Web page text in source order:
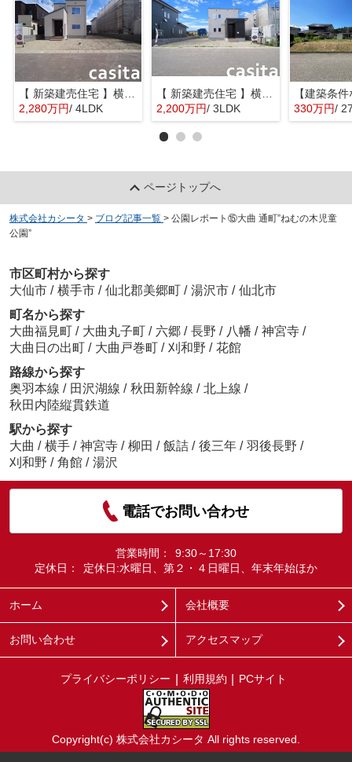
【 新築建売住宅 】横手市八幡字長者町No58 横手北小学校区のオール電化 4LDK
2,280万円/ 4LDK
【 新築建売住宅 】横手市八幡字長者町No50 横手北小学校区のオール電化 3LDK
2,200万円/ 3LDK 330万円/
ページトップへ
株式会社カシータ > ブログ記事一覧 > 公園レポート⑮大曲 通町”ねむの木児童
公園”
市区町村から探す
大仙市 / 横手市 / 仙北郡美郷町 / 湯沢市 / 仙北市
町名から探す
大曲福見町 / 大曲丸子町 / 六郷 / 長野 / 八幡 / 神宮寺 /
大曲日の出町 / 大曲戸巻町 / 刈和野 / 花館
路線から探す
奥羽本線 / 田沢湖線 / 秋田新幹線 / 北上線 /
秋田内陸縦貫鉄道
駅から探す
大曲 / 横手 / 神宮寺 / 柳田 / 飯詰 / 後三年 / 羽後長野 /
刈和野 / 角館 / 湯沢
電話でお問い合わせ
営業時間：
9:30～17:30
定休日：
定休日:水曜日、第２・４日曜日、年末年始ほか
ホーム 会社概要
お問い合わせ アクセスマップ
プライバシーポリシー 利用規約 PCサイト
Copyright(c) 株式会社カシータ All rights reserved.